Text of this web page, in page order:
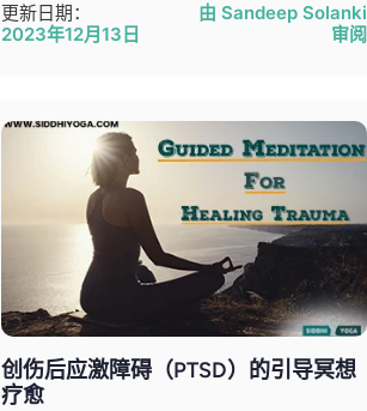
更新日期：
2023年12月13日
由 Sandeep Solanki
审阅
创伤后应激障碍（PTSD）的引导冥想
疗愈